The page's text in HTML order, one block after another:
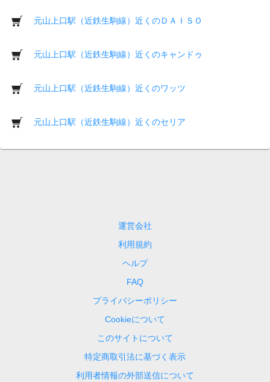
元山上口駅（近鉄生駒線）近くのＤＡＩＳＯ
元山上口駅（近鉄生駒線）近くのキャンドゥ
元山上口駅（近鉄生駒線）近くのワッツ
元山上口駅（近鉄生駒線）近くのセリア
運営会社
利用規約
ヘルプ
FAQ
プライバシーポリシー
Cookieについて
このサイトについて
特定商取引法に基づく表示
利用者情報の外部送信について